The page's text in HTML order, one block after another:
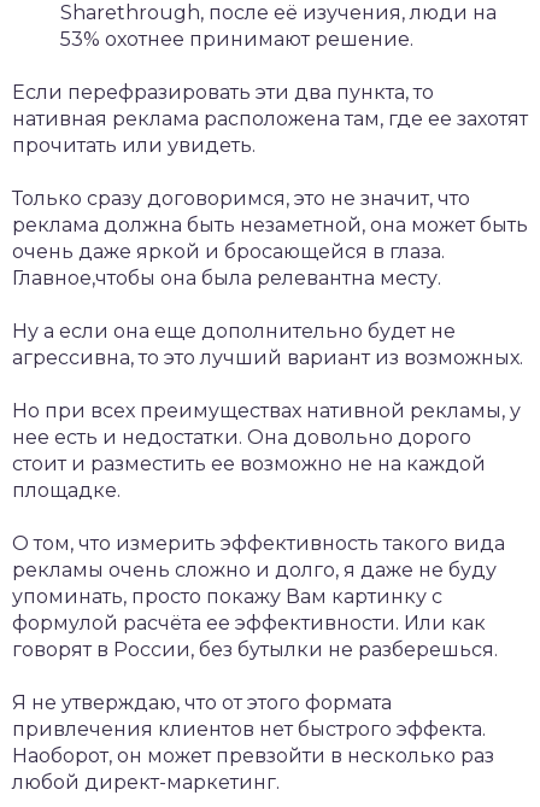
Sharethrough, после её изучения, люди на
53% охотнее принимают решение.
Если перефразировать эти два пункта, то
нативная реклама расположена там, где ее захотят
прочитать или увидеть.
Только сразу договоримся, это не значит, что
реклама должна быть незаметной, она может быть
очень даже яркой и бросающейся в глаза.
Главное,чтобы она была релевантна месту.
Ну а если она еще дополнительно будет не
агрессивна, то это лучший вариант из возможных.
Но при всех преимуществах нативной рекламы, у
нее есть и недостатки. Она довольно дорого
стоит и разместить ее возможно не на каждой
площадке.
О том, что измерить эффективность такого вида
рекламы очень сложно и долго, я даже не буду
упоминать, просто покажу Вам картинку с
формулой расчёта ее эффективности. Или как
говорят в России, без бутылки не разберешься.
Я не утверждаю, что от этого формата
привлечения клиентов нет быстрого эффекта.
Наоборот, он может превзойти в несколько раз
любой директ-маркетинг.